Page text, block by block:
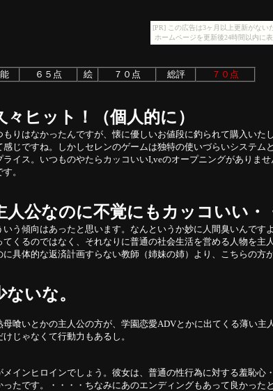
[PR] この広告は3ヶ月以上更新がない
ホームページを更新後24時間以内に
６５点 絵 ７０点 総評 ７０点
ヒット！（個人的に）
りはなかったんですが、懐に優しいお値段に釣られて購入い
じですね。しかしセレンのゲームは独特の使いづらいシステム
イス。いつものやたらカッコいいI,veのオープニングがあり
。
公なのに不覚にもカッコいい・
う傾向はあったと思います。なんというか妙に人間臭いんで
くるのではなく、それなりに普通の社会生活を営める人物を
具体的な返済計画すらない教師（姉妹の姉）より、こちらの方
いな。
喰いとかの主人公の方が、学園恋愛ADVとかに出てくる薄い
じゃなくて行動力もあるし。
インヒロインでしょう。彼女は、普通の性行為に対する羞恥
たです。・・・・ちなみにあのエンディングもあって良かった